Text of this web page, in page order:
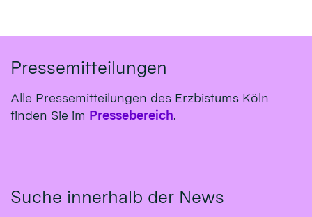
Pressemitteilungen
Alle Pressemitteilungen des Erzbistums Köln
finden Sie im Pressebereich.
Suche innerhalb der News